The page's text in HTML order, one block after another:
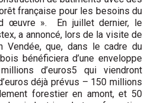
française pour les besoins du
œuvre ». En juillet dernier, le
a annoncé, lors de la visite de
Vendée, que, dans le cadre du
bénéficiera d’une enveloppe
d’euros5 qui viendront
déjà prévus – 150 millions
forestier en amont, et 50